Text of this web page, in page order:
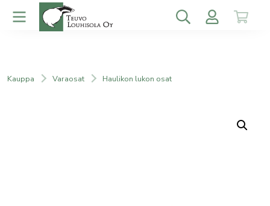
Kauppa Varaosat Haulikon lukon osat